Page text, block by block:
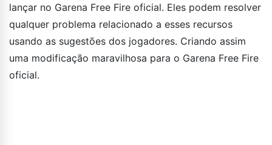
lançar no Garena Free Fire oficial. Eles podem resolver
qualquer problema relacionado a esses recursos
usando as sugestões dos jogadores. Criando assim
uma modificação maravilhosa para o Garena Free Fire
oficial.